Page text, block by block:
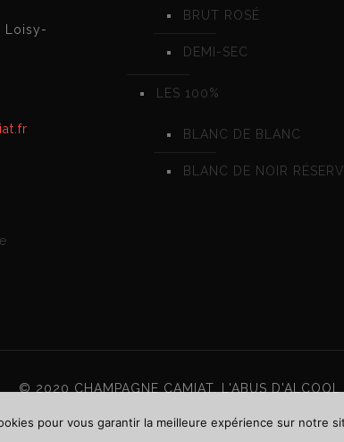
Loisy-
BRUT ROSÉ
DEMI-SEC
LES 100%
BLANC DE BLANC
BLANC DE NOIR
© 2020 CHAMPAGNE CAMIAT. L'ABUS D'ALCOOL
pour vous garantir la meilleure expérience sur notre